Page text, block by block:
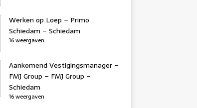
Werken op Loep – Primo
Schiedam – Schiedam
16 weergaven
Aankomend Vestigingsmanager –
FMJ Group – FMJ Group –
Schiedam
16 weergaven